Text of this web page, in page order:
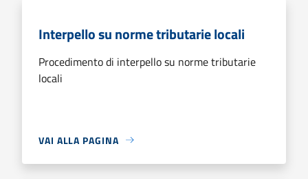
Interpello su norme tributarie locali
Procedimento di interpello su norme tributarie
locali
VAI ALLA PAGINA